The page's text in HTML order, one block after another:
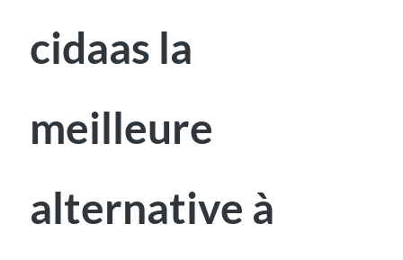
cidaas la
meilleure
alternative à